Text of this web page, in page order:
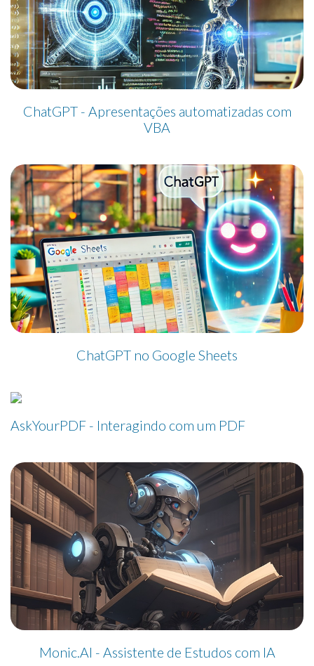
ChatGPT - Apresentações automatizadas com
VBA
ChatGPT no Google Sheets
AskYourPDF - Interagindo com um PDF
Monic.AI - Assistente de Estudos com IA